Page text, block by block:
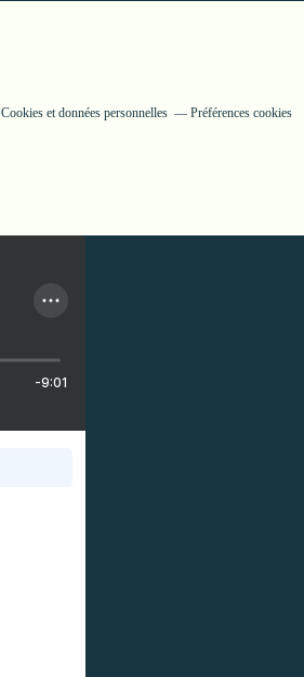
Cookies et données personnelles Préférences cookies
-9:01